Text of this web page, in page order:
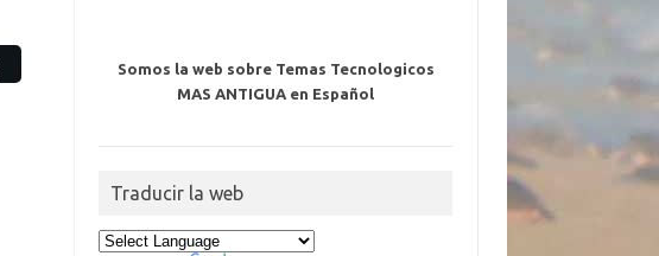
Somos la web sobre Temas Tecnologicos
MAS ANTIGUA en Español
Traducir la web